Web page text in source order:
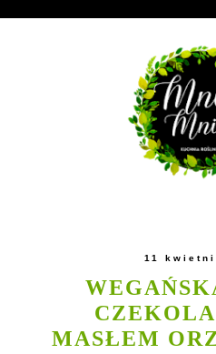
11
MASŁEM